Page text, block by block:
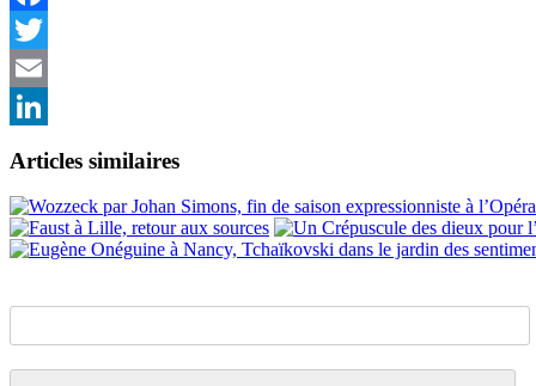
Facebook
Twitter
Email
Articles similaires